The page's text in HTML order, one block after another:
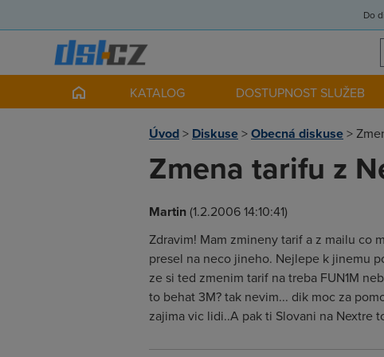
Do
KATALOG DOSTUPNOST SLUŽEB
Úvod> Diskuse>Obecná diskuse>
Zmena tarifu z
Martin(1.2.2006 14:10:41)
Zdravim! Mam zmineny tarif a z mailu co
presel na neco jineho. Nejlepe k jinemu
ze si ted zmenim tarif na treba FUN1M
to behat 3M? tak nevim... dik moc za
zajima vic lidi..A pak ti Slovani na Nextre